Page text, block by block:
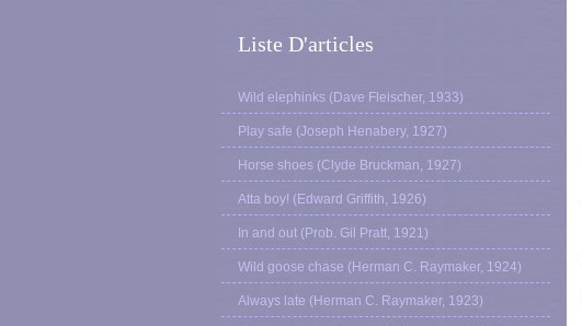
Liste D'articles
Wild elephinks (Dave Fleischer, 1933)
Play safe (Joseph Henabery, 1927)
Horse shoes (Clyde Bruckman, 1927)
Atta boy! (Edward Griffith, 1926)
In and out (Prob. Gil Pratt, 1921)
Wild goose chase (Herman C. Raymaker, 1924)
Always late (Herman C. Raymaker, 1923)